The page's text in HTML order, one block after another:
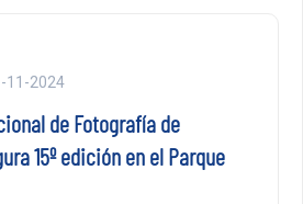
11-2024
de Fotografía de
15º edición en el Parque